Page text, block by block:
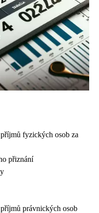
fyzických osob za
přiznání
právnických osob